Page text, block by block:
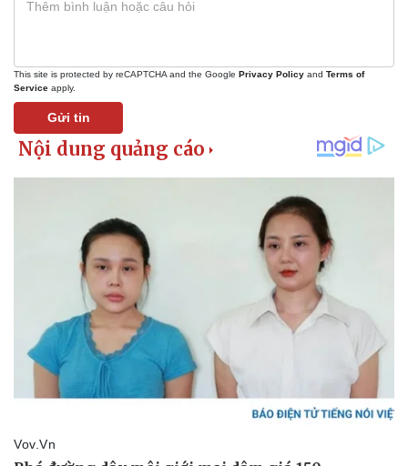
Tư vấn luật
Quân sự - Quốc phòng
Việt Nam
Phân tích
This site is protected by reCAPTCHA and the Google Privacy Policy and Terms of
Service apply.
Gửi tin